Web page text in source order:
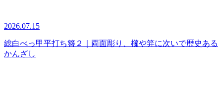
2026.07.15
総白べっ甲平打ち簪２｜両面彫り、櫛や笄に次いで歴史ある
かんざし